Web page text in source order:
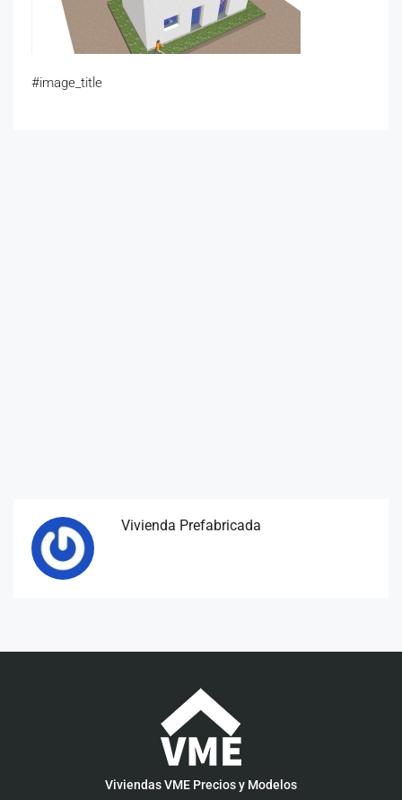
#image_title
Vivienda Prefabricada
Viviendas VME Precios y Modelos